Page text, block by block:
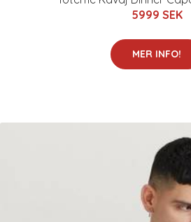
5999 SEK
MER INFO!